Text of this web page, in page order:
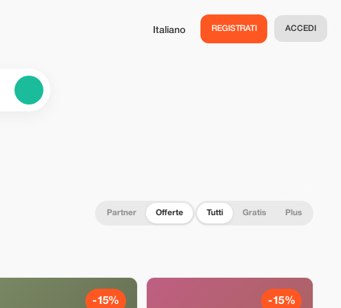
Italiano REGISTRATI ACCEDI
Partner Offerte Tutti Gratis Plus
-15% -15%